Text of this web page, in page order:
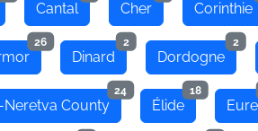
Cantal Cher Corinthie
26
Dinard
2
Dordogne
2
Neretva County
24
Élide
18
Eure